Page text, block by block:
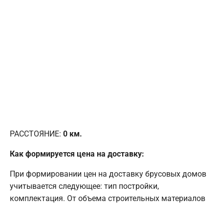
РАССТОЯНИЕ: 0 км.
Как формируется цена на доставку:
При формировании цен на доставку брусовых домов
учитывается следующее: тип постройки,
комплектация. От объема строительных материалов